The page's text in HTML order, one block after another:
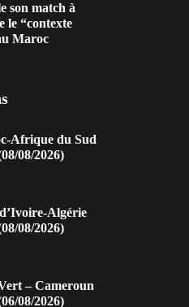
son match à
le “contexte
Maroc
Afrique du Sud
08/2026)
Algérie
08/2026)
– Cameroun
08/2026)